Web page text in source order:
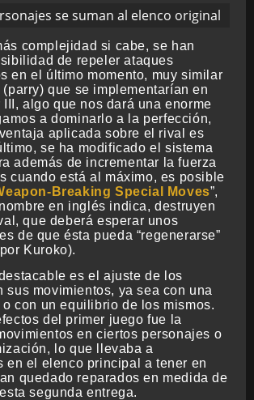
se suman al elenco original
complejidad si cabe, se han
de repeler ataques
en el último momento, muy similar
que se implementarían en
algo que nos dará una enorme
a dominarlo a la perfección,
aplicada sobre el rival es
se ha modificado el sistema
además de incrementar la fuerza
cuando está al máximo, es posible
Breaking Special Moves”,
en inglés indica, destruyen
que deberá esperar unos
de que ésta pueda “regenerarse”
Kuroko).
es el ajuste de los
sus movimientos, ya sea con una
con un equilibrio de los mismos.
del primer juego fue la
en ciertos personajes o
lo que llevaba a
en el elenco principal a tener en
quedado reparados en medida de
segunda entrega.